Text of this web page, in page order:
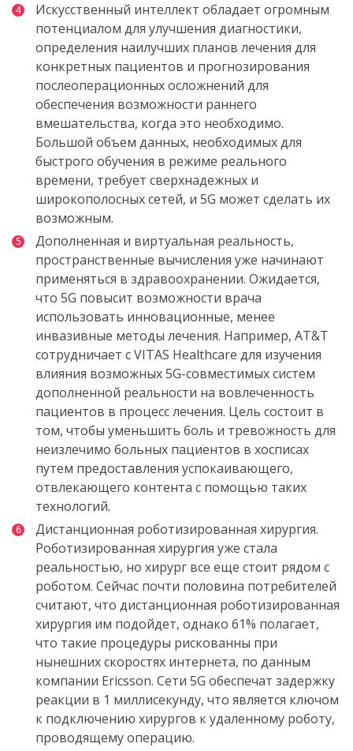
Искусственный интеллект обладает огромным
потенциалом для улучшения диагностики,
определения наилучших планов лечения для
конкретных пациентов и прогнозирования
послеоперационныхосложнений для
обеспечения возможности раннего
вмешательства, когда это необходимо.
Большой объем данных, необходимыхдля
быстрого обучения в режиме реального
времени, требует сверхнадежных и
широкополосныхсетей, и 5G может сделать их
возможным.
Дополненная и виртуальная реальность,
пространственные вычисления уже начинают
применяться в здравоохранении. Ожидается,
что 5G повысит возможности врача
использовать инновационные, менее
инвазивные методы лечения. Например, AT&T
сотрудничает сVITAS Healthcare для изучения
влияния возможных5G-совместимыхсистем
дополненной реальности на вовлеченность
пациентов в процесс лечения. Цель состоит в
том, чтобы уменьшить боль и тревожность для
неизлечимо больных пациентов в хосписах
путем предоставления успокаивающего,
отвлекающего контента с помощью таких
технологий.
Дистанционная роботизированная хирургия.
Роботизированная хирургия уже стала
реальностью, но хирург все еще стоит рядом с
роботом. Сейчас почти половина потребителей
считают, что дистанционная роботизированная
хирургия им подойдет, однако 61% полагает,
что такие процедуры рискованны при
нынешних скоростях интернета, по данным
компании Ericsson. Сети 5G обеспечат задержку
реакции в 1 миллисекунду, что является ключом
к подключению хирургов к удаленному роботу,
проводящему операцию.